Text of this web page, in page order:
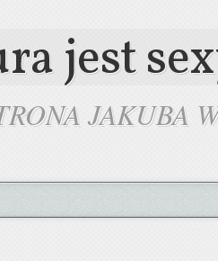
jest
JAKUBA